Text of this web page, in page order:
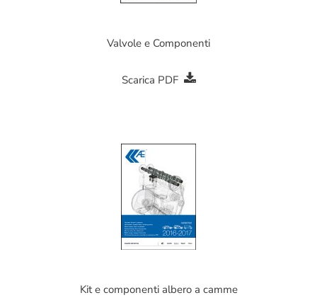
Valvole e Componenti
Scarica PDF
Kit e componenti albero a camme